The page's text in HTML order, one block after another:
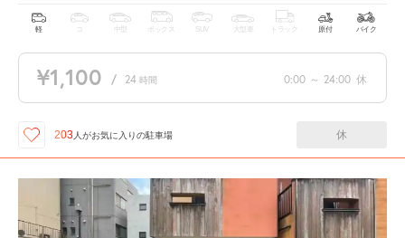
軽 中型 ボックス SUV 大型車 トラック 原付 バイク
¥1,100 / 24 時間 0:00 ～ 24:00 休
203人がお気に入りの駐車場 休